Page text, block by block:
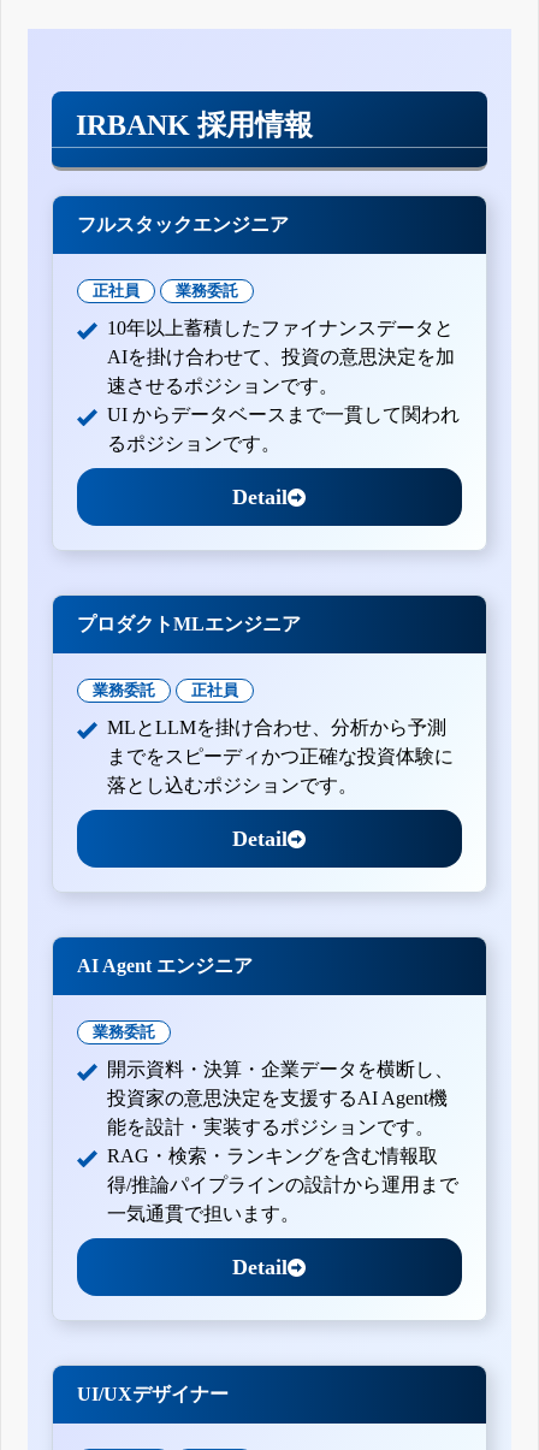
IRBANK 採用情報
フルスタックエンジニア
正社員 業務委託
10年以上蓄積したファイナンスデータと
AIを掛け合わせて、投資の意思決定を加
速させるポジションです。
UI からデータベースまで一貫して関われ
るポジションです。
Detail
プロダクトMLエンジニア
業務委託 正社員
MLとLLMを掛け合わせ、分析から予測
までをスピーディかつ正確な投資体験に
落とし込むポジションです。
Detail
AI Agent エンジニア
業務委託
開示資料・決算・企業データを横断し、
投資家の意思決定を支援するAI Agent機
能を設計・実装するポジションです。
RAG・検索・ランキングを含む情報取
得/推論パイプラインの設計から運用まで
一気通貫で担います。
Detail
UI/UXデザイナー